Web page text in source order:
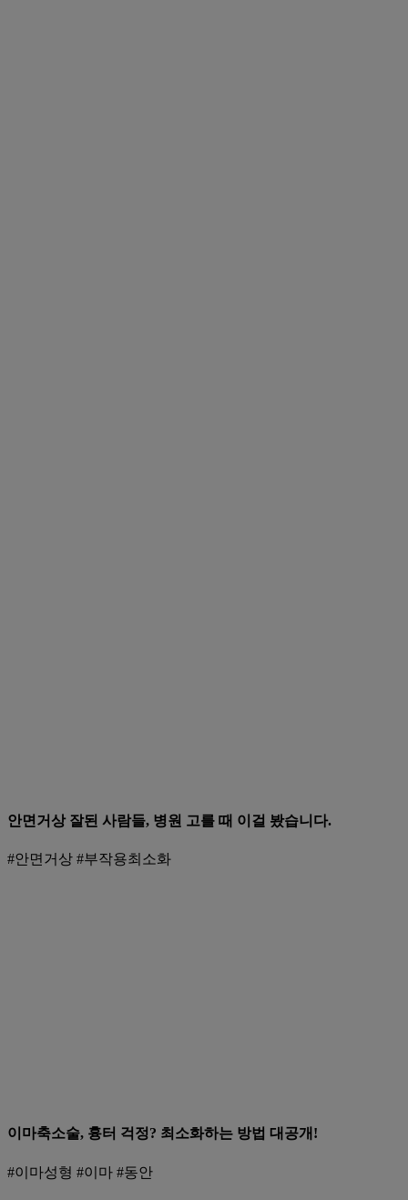
안면거상 잘된 사람들, 병원 고를 때 이걸 봤습니다.
#안면거상 #부작용최소화
이마축소술, 흉터 걱정? 최소화하는 방법 대공개!
#이마성형 #이마 #동안